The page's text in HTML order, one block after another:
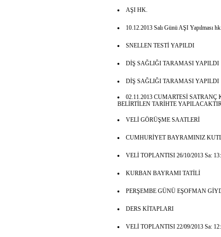
AŞI HK.
10.12.2013 Salı Günü AŞI Yapılması
SNELLEN TESTİ YAPILDI
DİŞ SAĞLIĞI TARAMASI YAPILDI
DİŞ SAĞLIĞI TARAMASI YAPILDI
02.11.2013 CUMARTESİ
BELİRTİLEN TARİHTE
VELİ GÖRÜŞME SAATLERİ
CUMHURİYET BAYRAMINIZ
VELİ TOPLANTISI 26/10/2013 Sa:
KURBAN BAYRAMI TATİLİ
PERŞEMBE GÜNÜ EŞOFMAN
DERS KİTAPLARI
VELİ TOPLANTISI 22/09/2013 Sa: